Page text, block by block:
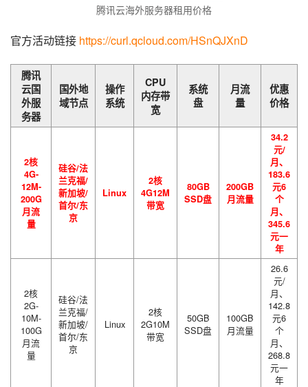
腾讯云海外服务器租用价格
官方活动链接 https://curl.qcloud.com/HSnQJXnD
腾讯
云国
外服
务器
国外地
域节点
操作
系统
CPU
内存带
宽
系统
盘
月流
量
优惠
价格
2核
4G-
12M-
200G
月流
量
硅谷/法
兰克福/
新加坡/
首尔/东
京
Linux
2核
4G12M
带宽
80GB
SSD盘
200GB
月流量
34.2
元/
月、
183.6
元6
个
月、
345.6
元一
年
2核
2G-
10M-
100G
月流
量
硅谷/法
兰克福/
新加坡/
首尔/东
京
Linux
2核
2G10M
带宽
50GB
SSD盘
100GB
月流量
26.6
元/
月、
142.8
元6
个
月、
268.8
元一
年